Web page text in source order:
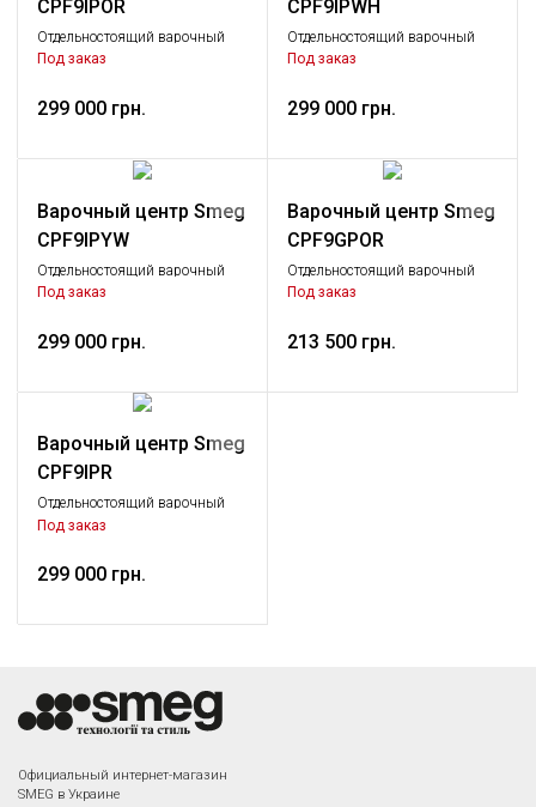
CPF9IPOR
Отдельностоящий варочный
центр, 90х60 см, оранжевый
Под заказ
299 000 грн.
CPF9IPWH
Отдельностоящий варочный
центр, 90х60 см, белый
Под заказ
299 000 грн.
Варочный центр Smeg
CPF9IPYW
Отдельностоящий варочный
центр, 90х60 см, желтый
Под заказ
299 000 грн.
Варочный центр Smeg
CPF9GPOR
Отдельностоящий варочный
центр, 90х60 см, оранжевый
Под заказ
213 500 грн.
Варочный центр Smeg
CPF9IPR
Отдельностоящий варочный
центр, 90х60 см, красный
Под заказ
299 000 грн.
Официальный интернет-магазин
SMEG в Украине